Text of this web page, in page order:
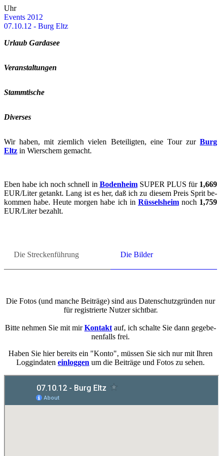
Uhr
Events 2012
07.10.12 - Burg Eltz
Ur­laub Gar­da­see
Ver­an­stal­tun­gen
Stamm­ti­sche
Di­ver­ses
Wir haben, mit ziem­lich vie­len Be­tei­lig­ten, eine Tour zur Burg
Eltz in Wier­schem ge­macht.
Eben habe ich noch schnell in Bo­den­heimSUPER PLUS für 1,669
EUR/Liter ge­tankt. Lang ist es her, daß ich zu die­sem Preis Sprit be­
kom­men habe. Heute mor­gen habe ich in Rüs­sels­heimnoch 1,759
EUR/Liter be­zahlt.
Die Stre­cken­füh­rung Die Bil­der
Die Fotos (und man­che Bei­trä­ge) sind aus Da­ten­schutz­grün­den nur
für re­gis­trier­te Nut­zer sicht­bar.
Bitte neh­men Sie mit mirKon­takt auf, ich schal­te Sie dann ge­ge­be­
nen­falls frei.
Haben Sie hier be­reits ein "Konto", müs­sen Sie sich nur mit Ihren
Loggin­da­ten ein­log­gen um die Bei­trä­ge und Fotos zu sehen.